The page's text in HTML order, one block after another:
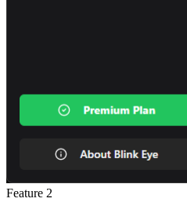
Feature 2